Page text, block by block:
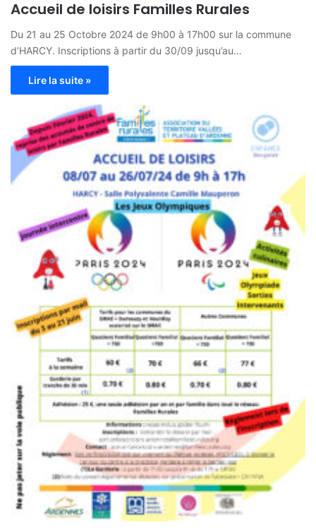
Accueil de loisirs Familles Rurales
Du 21 au 25 Octobre 2024 de 9h00 à 17h00 sur la commune
d’HARCY. Inscriptions à partir du 30/09 jusqu’au…
Lire la suite »